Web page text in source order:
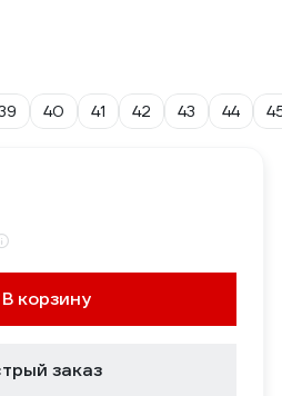
40 41 42 43 44
В корзину
заказ